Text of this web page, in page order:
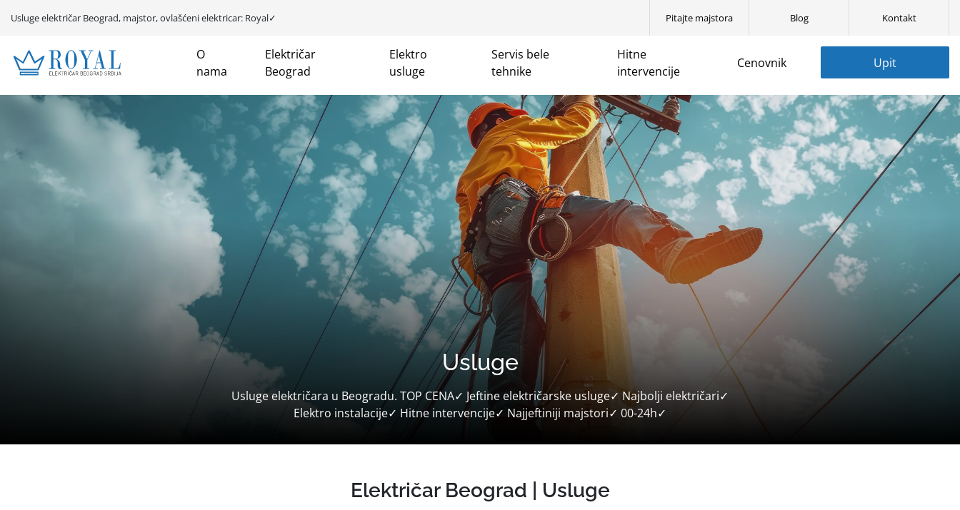
Usluge električar Beograd, majstor, ovlašćeni elektricar: Royal✓ Pitajte majstora Blog Kontakt
O
nama
Električar
Beograd
Elektro
usluge
Servis bele
tehnike
Hitne
intervencije
Cenovnik Upit
Usluge
Usluge električara u Beogradu. TOP CENA✓ Jeftine električarske usluge✓ Najbolji električari✓
Elektro instalacije✓ Hitne intervencije✓ Najjeftiniji majstori✓ 00-24h✓
Električar Beograd | Usluge